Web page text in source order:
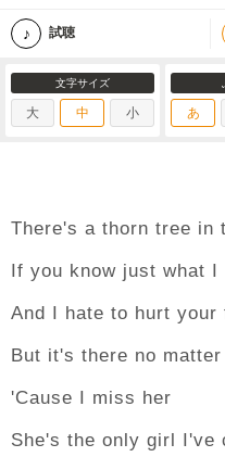
試聴
文字サイズ
大 中 小 あ
There's a thorn tree in
If you know just what I
And I hate to hurt your
But it's there no
'Cause I miss her
She's the only girl I've